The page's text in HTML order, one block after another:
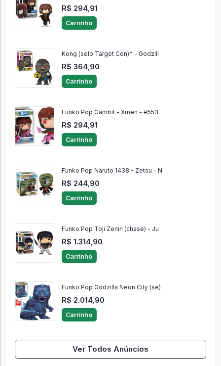
R$ 294,91
Carrinho
Kong (selo Target Con)* - Godzill
R$ 364,90
Carrinho
Funko Pop Gambit - Xmen - #553
R$ 294,91
Carrinho
Funko Pop Naruto 1438 - Zetsu - N
R$ 244,90
Carrinho
Funko Pop Toji Zenin (chase) - Ju
R$ 1.314,90
Carrinho
Funko Pop Godzilla Neon City (se)
R$ 2.014,90
Carrinho
Ver Todos Anúncios